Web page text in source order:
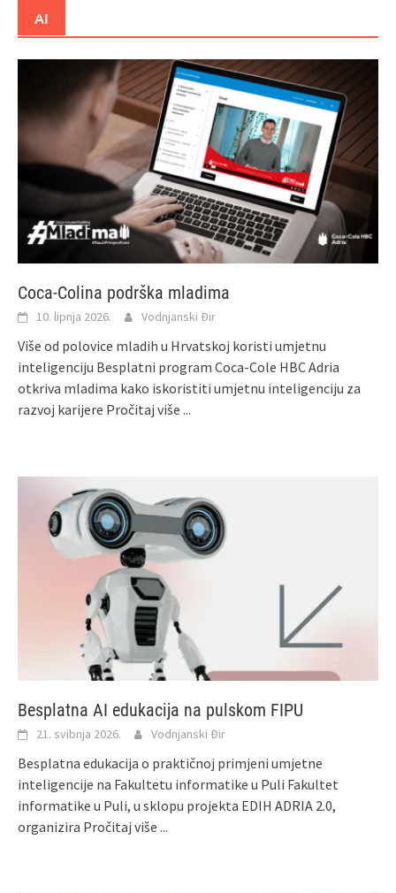
AI
Coca-Colina podrška mladima
10. lipnja 2026. Vodnjanski Đir
Više od polovice mladih u Hrvatskoj koristi umjetnu
inteligenciju Besplatni program Coca-Cole HBC Adria
otkriva mladima kako iskoristiti umjetnu inteligenciju za
razvoj karijere Pročitaj više ...
Besplatna AI edukacija na pulskom FIPU
21. svibnja 2026. Vodnjanski Đir
Besplatna edukacija o praktičnoj primjeni umjetne
inteligencije na Fakultetu informatike u Puli Fakultet
informatike u Puli, u sklopu projekta EDIH ADRIA 2.0,
organizira Pročitaj više ...